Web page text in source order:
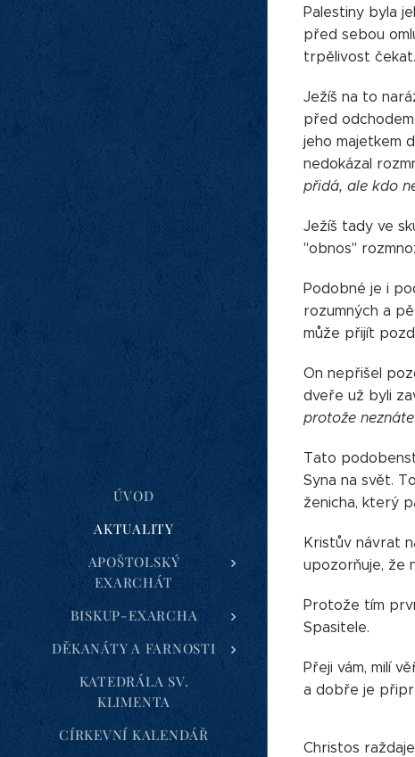
ÚVOD
AKTUALITY
APOŠTOLSKÝ
EXARCHÁT
BISKUP-EXARCHA
DĚKANÁTY A FARNOSTI
KATEDRÁLA SV.
KLIMENTA
CÍRKEVNÍ KALENDÁŘ
Palestiny byla
před sebou
trpělivost čekat.
Ježíš na to
před
jeho majetkem
nedokázal
přidá, ale kdo
Ježíš tady ve
"obnos"
Podobné je i
rozumných a
může přijít
On nepřišel
dveře už byli
protože
Tato
Syna na svět.
ženicha, který
Kristův návrat
upozorňuje, že
Protože tím
Spasitele.
Přeji vám, milí
a dobře je
Christos